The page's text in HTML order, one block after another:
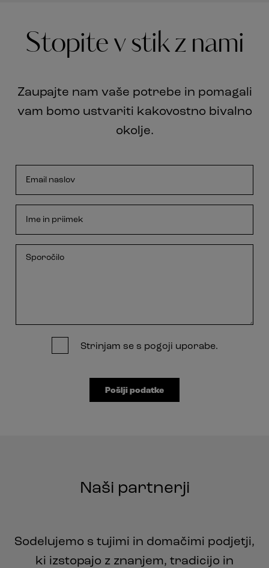
Stopite v stik z nami
Zaupajte nam vaše potrebe in pomagali
vam bomo ustvariti kakovostno bivalno
okolje.
Strinjam se s pogoji uporabe.
Naši partnerji
Sodelujemo s tujimi in domačimi podjetji,
ki izstopajo z znanjem, tradicijo in